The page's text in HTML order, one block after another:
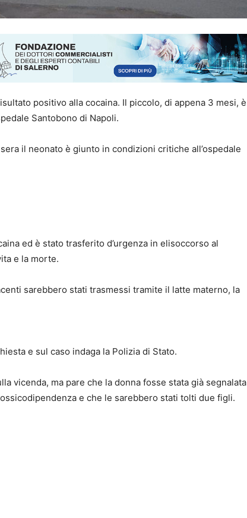
positivo alla cocaina. Il piccolo, di appena 3 mesi, è
Santobono di Napoli.
il neonato è giunto in condizioni critiche all’ospedale
ed è stato trasferito d’urgenza in elisoccorso al
e la morte.
sarebbero stati trasmessi tramite il latte materno, la
e sul caso indaga la Polizia di Stato.
vicenda, ma pare che la donna fosse stata già segnalata
e che le sarebbero stati tolti due figli.